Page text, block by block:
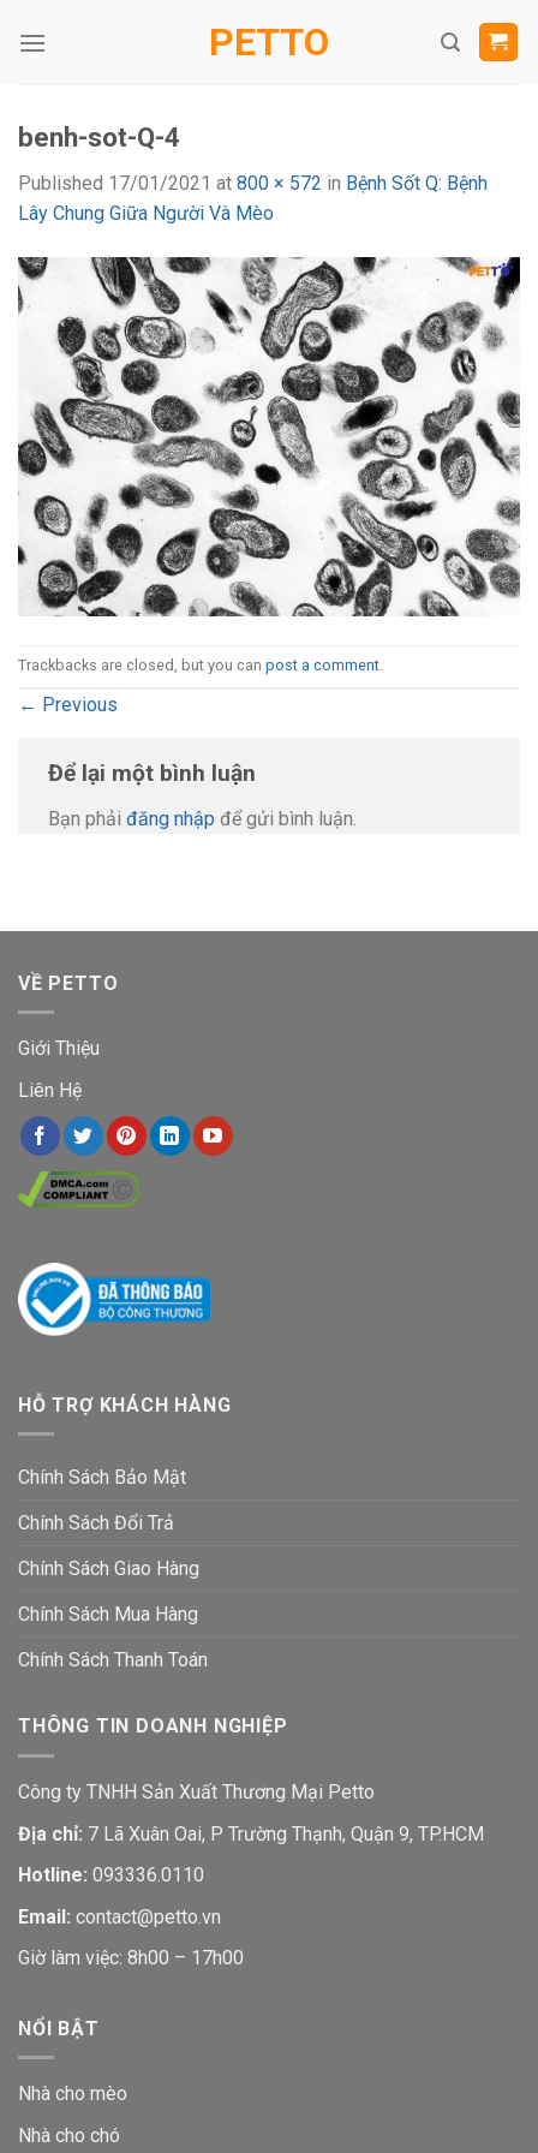
PETTO
benh-sot-Q-4
Published 17/01/2021 at 800 × 572 in Bệnh Sốt Q: Bệnh
Lây Chung Giữa Người Và Mèo
Trackbacks are closed, but you can post a comment.
← Previous
Để lại một bình luận
Bạn phải đăng nhập để gửi bình luận.
VỀ PETTO
Giới Thiệu
Liên Hệ
HỖ TRỢ KHÁCH HÀNG
Chính Sách Bảo Mật
Chính Sách Đổi Trả
Chính Sách Giao Hàng
Chính Sách Mua Hàng
Chính Sách Thanh Toán
THÔNG TIN DOANH NGHIỆP
Công ty TNHH Sản Xuất Thương Mại Petto
Địa chỉ: 7 Lã Xuân Oai, P Trường Thạnh, Quận 9, TP.HCM
Hotline: 093336.0110
Email: contact@petto.vn
Giờ làm việc: 8h00 – 17h00
NỔI BẬT
Nhà cho mèo
Nhà cho chó